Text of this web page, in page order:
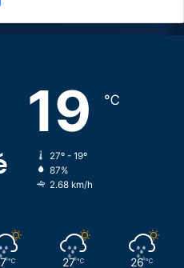
19 ℃
27º - 19º
87%
2.68 km/h
℃ 27 ℃ 26 ℃